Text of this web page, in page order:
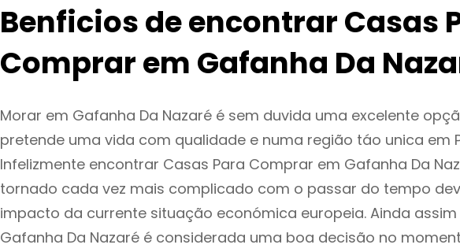
Benficios de encontrar Casas
Comprar em Gafanha Da
Morar em Gafanha Da Nazaré é sem duvida uma excelente
pretende uma vida com qualidade e numa região táo unica em
Infelizmente encontrar Casas Para Comprar em Gafanha Da
tornado cada vez mais complicado com o passar do tempo
impacto da currente situação económica europeia. Ainda assim
Gafanha Da Nazaré é considerada uma boa decisão no